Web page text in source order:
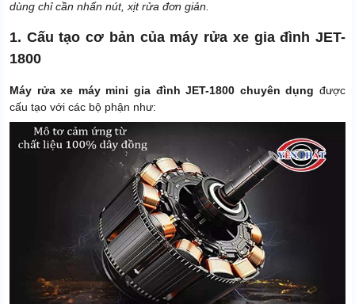
dùng chỉ cần nhấn nút, xịt rửa đơn giản.
1. Cấu tạo cơ bản của máy rửa xe gia đình JET-
1800
Máy rửa xe máy mini gia đình JET-1800 chuyên dụng được
cấu tạo với các bộ phận như: